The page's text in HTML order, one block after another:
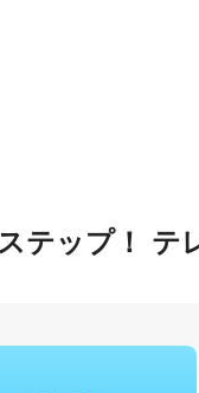
テップ！ テ